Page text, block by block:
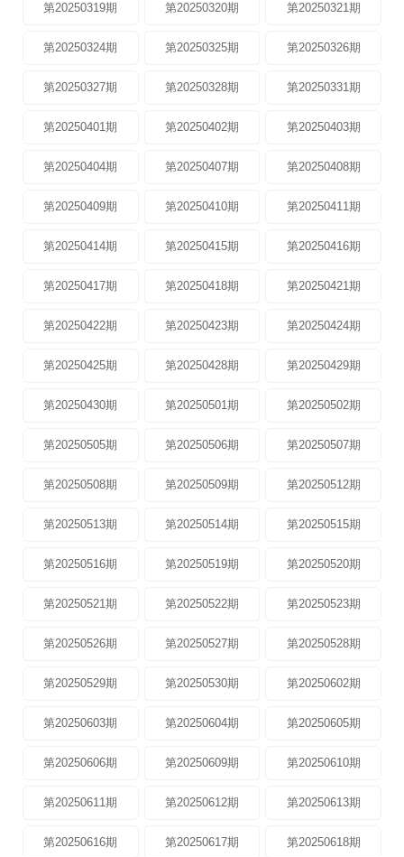
第20250319期 第20250320期 第20250321期
第20250324期 第20250325期 第20250326期
第20250327期 第20250328期 第20250331期
第20250401期 第20250402期 第20250403期
第20250404期 第20250407期 第20250408期
第20250409期 第20250410期 第20250411期
第20250414期 第20250415期 第20250416期
第20250417期 第20250418期 第20250421期
第20250422期 第20250423期 第20250424期
第20250425期 第20250428期 第20250429期
第20250430期 第20250501期 第20250502期
第20250505期 第20250506期 第20250507期
第20250508期 第20250509期 第20250512期
第20250513期 第20250514期 第20250515期
第20250516期 第20250519期 第20250520期
第20250521期 第20250522期 第20250523期
第20250526期 第20250527期 第20250528期
第20250529期 第20250530期 第20250602期
第20250603期 第20250604期 第20250605期
第20250606期 第20250609期 第20250610期
第20250611期 第20250612期 第20250613期
第20250616期 第20250617期 第20250618期